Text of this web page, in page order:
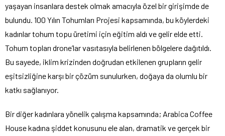
yaşayan insanlara destek olmak amacıyla özel bir girişimde de
bulundu. 100 Yılın Tohumları Projesi kapsamında, bu köylerdeki
kadınlar tohum topu üretimi için eğitim aldı ve gelir elde etti.
Tohum topları drone’lar vasıtasıyla belirlenen bölgelere dağıtıldı.
Bu sayede, iklim krizinden doğrudan etkilenen grupların gelir
eşitsizliğine karşı bir çözüm sunulurken, doğaya da olumlu bir
katkı sağlanıyor.
Bir diğer kadınlara yönelik çalışma kapsamında; Arabica Coffee
House kadına şiddet konusunu ele alan, dramatik ve gerçek bir